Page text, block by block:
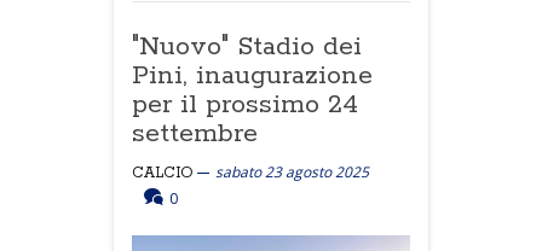
"Nuovo" Stadio dei
Pini, inaugurazione
per il prossimo 24
settembre
CALCIO
sabato 23 agosto 2025
0